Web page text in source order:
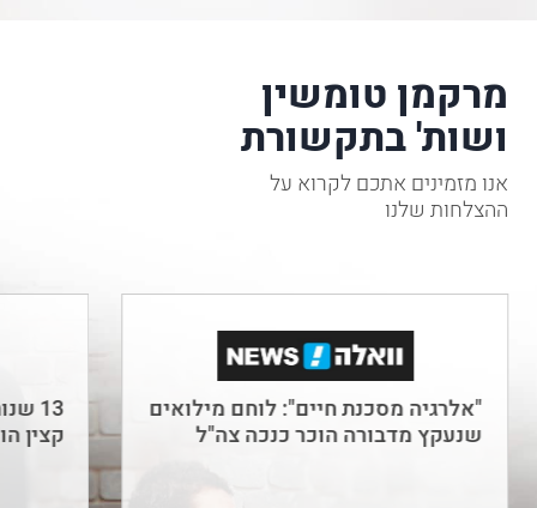
"תביעה
להכרת
זכות"
לקצין
מנת
שהתביעה
תוכר,
על
מרקמן טומשין
ושות' בתקשורת
אנו מזמינים אתכם לקרוא על
ההצלחות שלנו
"אלרגיה מסכנת חיים": לוחם מילואים
שנעקץ מדבורה הוכר כנכה צה"ל
13
קצין